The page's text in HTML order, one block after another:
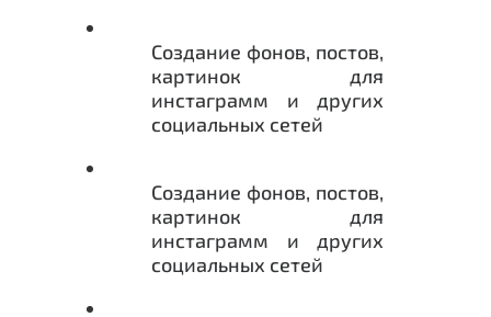
Создание фонов, постов,
картинок для
инстаграмм и других
социальных сетей
Создание фонов, постов,
картинок для
инстаграмм и других
социальных сетей